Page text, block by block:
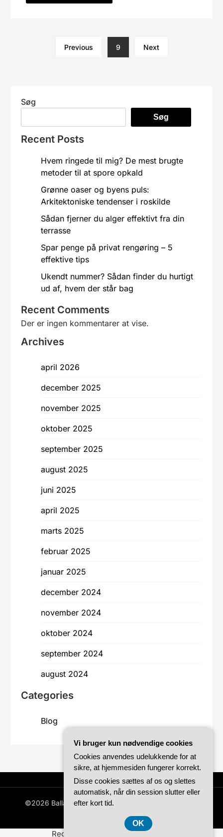
Previous 9 Next
Søg
Søg
Recent Posts
Hvem ringede til mig? De mest brugte
metoder til at spore opkald
Grønne oaser og byens puls:
Arkitektoniske tendenser i roskilde
Sådan fjerner du alger effektivt fra din
terrasse
Spar penge på privat rengøring – 5
effektive tips
Ukendt nummer? Sådan finder du hurtigt
ud af, hvem der står bag
Recent Comments
Der er ingen kommentarer at vise.
Archives
april 2026
december 2025
november 2025
oktober 2025
september 2025
august 2025
juni 2025
april 2025
marts 2025
februar 2025
januar 2025
december 2024
november 2024
oktober 2024
september 2024
august 2024
Categories
Blog
©2026 Ballastcph.dk| WordPress Theme by
Registreringsnummer 37 40 77 39
Vi bruger kun nødvendige cookies
Cookies anvendes udelukkende for at
sikre, at hjemmesiden fungerer korrekt.
Disse cookies sættes af os og slettes
automatisk, når din session slutter eller
efter kort tid.
OK